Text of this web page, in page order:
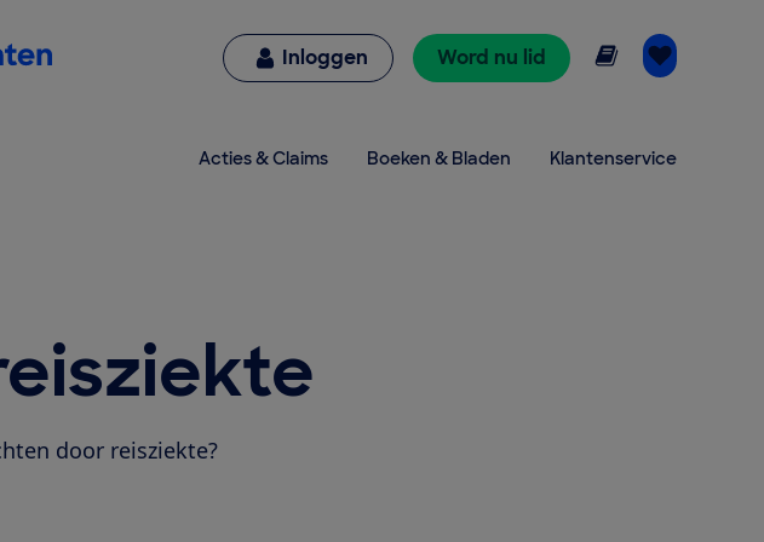
Inloggen Word nu lid Online lezen
Acties & Claims Boeken & Bladen Klantenservice
door reisziekte?